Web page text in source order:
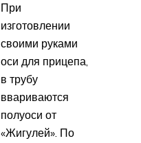
При
изготовлении
своими руками
оси для прицепа,
в трубу
ввариваются
полуоси от
«Жигулей». По